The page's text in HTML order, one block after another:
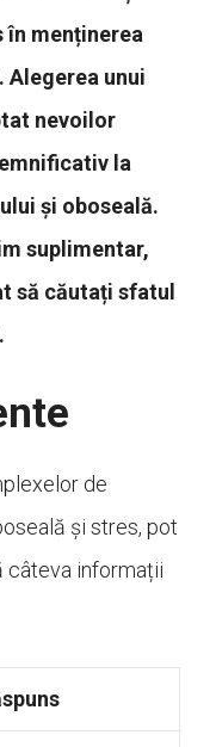
menținerea
unui
nevoilor
la
și oboseală.
suplimentar,
să căutați sfatul
de
și stres, pot
câteva informații